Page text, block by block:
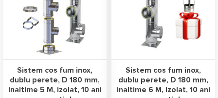
Sistem cos fum inox,
dublu perete, D 180 mm,
inaltime 5 M, izolat, 10 ani
Sistem cos fum inox,
dublu perete, D 180 mm,
inaltime 6 M, izolat, 10 ani